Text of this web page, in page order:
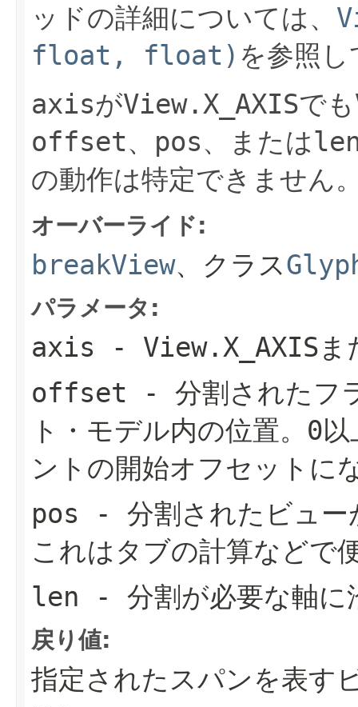
ッドの詳細については、
float, float) を参照
axisがView.X_AXISでも
offset、 pos、または
の動作は特定できません
オーバーライド:
breakView、クラス
パラメータ:
axis - View.X_AXISま
offset - 分割されたフ
ト・モデル内の位置。0以
ントの開始オフセットに
pos - 分割されたビュー
これはタブの計算などで
len - 分割が必要な軸
戻り値:
指定されたスパンを表す